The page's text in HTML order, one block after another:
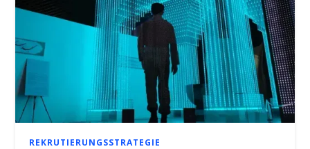
REKRUTIERUNGSSTRATEGIE